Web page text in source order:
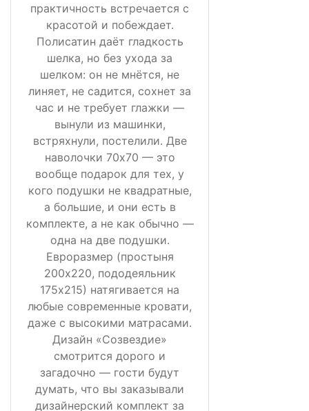
практичность встречается с
красотой и побеждает.
Полисатин даёт гладкость
шелка, но без ухода за
шелком: он не мнётся, не
линяет, не садится, сохнет за
час и не требует глажки —
вынули из машинки,
встряхнули, постелили. Две
наволочки 70х70 — это
вообще подарок для тех, у
кого подушки не квадратные,
а большие, и они есть в
комплекте, а не как обычно —
одна на две подушки.
Евроразмер (простыня
200х220, пододеяльник
175х215) натягивается на
любые современные кровати,
даже с высокими матрасами.
Дизайн «Созвездие»
смотрится дорого и
загадочно — гости будут
думать, что вы заказывали
дизайнерский комплект за